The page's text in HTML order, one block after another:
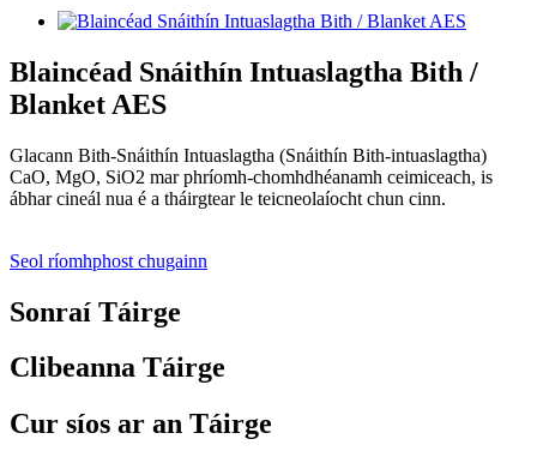
Blaincéad Snáithín Intuaslagtha Bith /
Blanket AES
Glacann Bith-Snáithín Intuaslagtha (Snáithín Bith-intuaslagtha)
CaO, MgO, SiO2 mar phríomh-chomhdhéanamh ceimiceach, is
ábhar cineál nua é a tháirgtear le teicneolaíocht chun cinn.
Seol ríomhphost chugainn
Sonraí Táirge
Clibeanna Táirge
Cur síos ar an Táirge